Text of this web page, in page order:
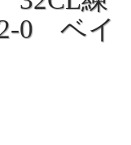
0 ベイ